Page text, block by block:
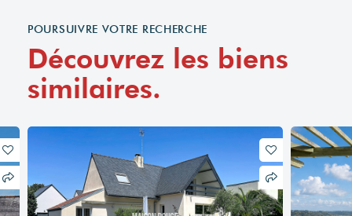
POURSUIVRE VOTRE RECHERCHE
Découvrez les biens
similaires.